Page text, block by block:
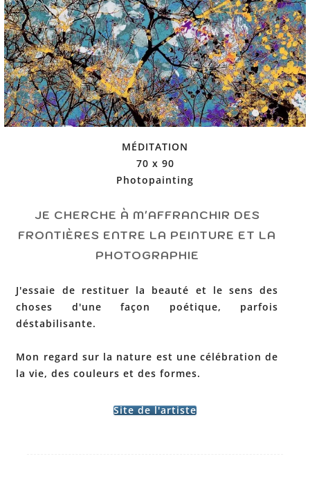
MÉDITATION
70 x 90
Photopainting
JE CHERCHE À M'AFFRANCHIR DES
FRONTIÈRES ENTRE LA PEINTURE ET LA
PHOTOGRAPHIE
J'essaie de restituer la beauté et le sens des
choses d'une façon poétique, parfois
déstabilisante.
Mon regard sur la nature est une célébration de
la vie, des couleurs et des formes.
Site de l'artiste